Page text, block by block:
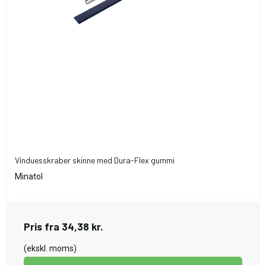
Vinduesskraber skinne med Dura-Flex gummi
Minatol
Pris fra 34,38 kr.
(ekskl. moms)